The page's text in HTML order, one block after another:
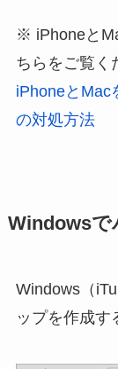
iPhoneと
ちらをご覧く
iPhoneとMac
の対処方法
Windowsで
Windows（
ップを作成す